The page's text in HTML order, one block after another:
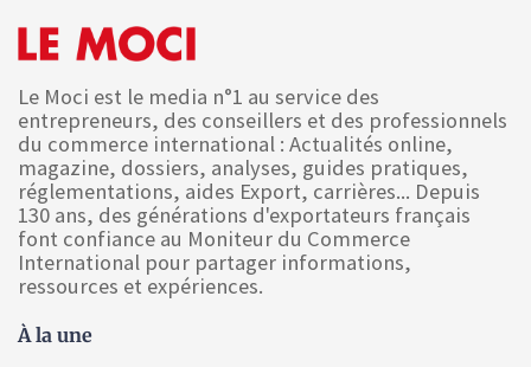
Le Moci est le media n°1 au service des
entrepreneurs, des conseillers et des professionnels
du commerce international : Actualités online,
magazine, dossiers, analyses, guides pratiques,
réglementations, aides Export, carrières... Depuis
130 ans, des générations d'exportateurs français
font confiance au Moniteur du Commerce
International pour partager informations,
ressources et expériences.
À la une